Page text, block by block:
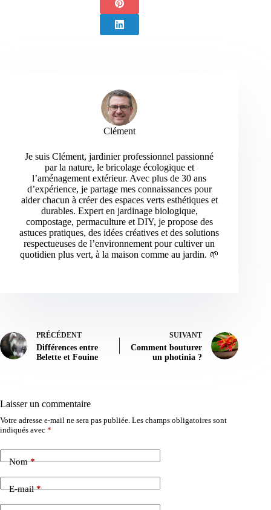
Clément
Je suis Clément, jardinier professionnel passionné
par la nature, le bricolage écologique et
l’aménagement extérieur. Avec plus de 30 ans
d’expérience, je partage mes connaissances pour
aider chacun à créer des espaces verts esthétiques et
durables. Expert en jardinage biologique,
compostage, permaculture et DIY, je propose des
astuces pratiques, des idées créatives et des solutions
respectueuses de l’environnement pour cultiver un
quotidien plus vert, à la maison comme au jardin. 🌱
PRÉCÉDENT
Différences entre
Belette et Fouine
SUIVANT
Comment bouturer
un photinia ?
Laisser un commentaire
Votre adresse e-mail ne sera pas publiée. Les champs obligatoires sont
indiqués avec *
Nom*
E-mail*